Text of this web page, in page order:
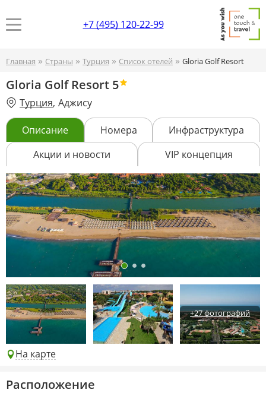
+7 (495) 120-22-99
Главная » Страны » Турция » Список отелей » Gloria Golf Resort
Gloria Golf Resort 5
Турция, Аджису
Описание Номера
Инфраструктура
Акции и новости
VIP концепция
+27 фотографий
На карте
Расположение